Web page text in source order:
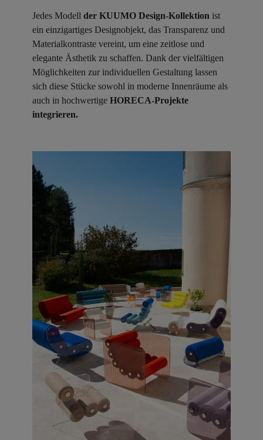
Jedes Modell der KUUMO Design-Kollektion ist
ein einzigartiges Designobjekt, das Transparenz und
Materialkontraste vereint, um eine zeitlose und
elegante Ästhetik zu schaffen. Dank der vielfältigen
Möglichkeiten zur individuellen Gestaltung lassen
sich diese Stücke sowohl in moderne Innenräume als
auch in hochwertige HORECA-Projekte
integrieren.